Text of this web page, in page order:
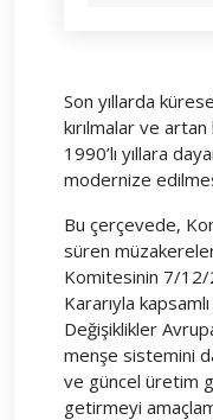
Son yıllarda
kırılmalar ve
1990’lı yıllara
modernize
Bu çerçevede,
süren
Komitesinin 7/12/
Kararıyla
Değişiklikler
menşe sistemini
ve güncel üretim
getirmeyi